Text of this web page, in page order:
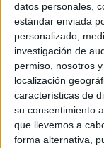
datos personales,
estándar enviada
personalizado,
investigación de
permiso, nosotros
localización
características de
su consentimiento
que llevemos a
forma alternativa,